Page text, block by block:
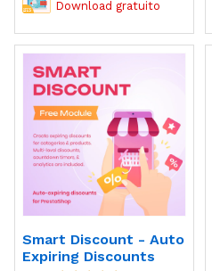
Smart Discount - Auto
Expiring Discounts